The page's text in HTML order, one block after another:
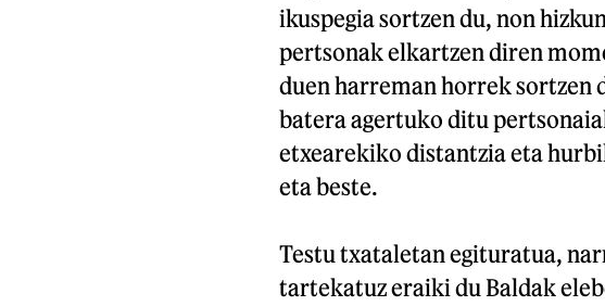
ikuspegia sortzen du, non
pertsonak elkartzen diren
duen harreman horrek sortzen
batera agertuko ditu
etxearekiko distantzia eta
eta beste.
Testu txataletan egituratua,
tartekatuz eraiki du Baldak